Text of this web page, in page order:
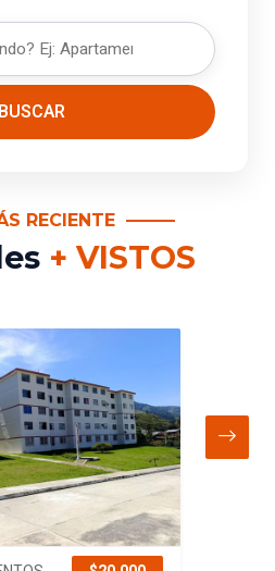
BUSCAR
RECIENTE
+ VISTOS